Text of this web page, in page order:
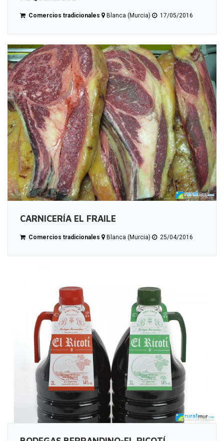
Comercios tradicionales Blanca (Murcia) 17/05/2016
CARNICERÍA EL FRAILE
Comercios tradicionales Blanca (Murcia) 25/04/2016